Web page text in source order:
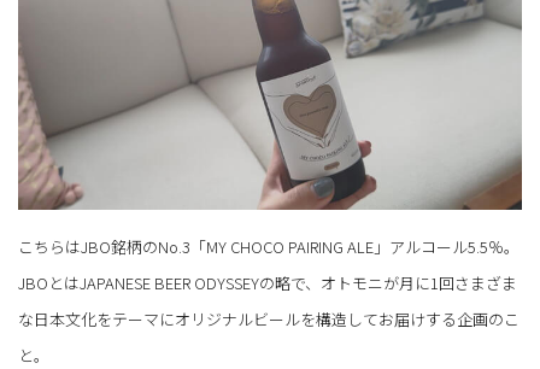
こちらはJBO銘柄のNo.3「MY CHOCO PAIRING ALE」アルコール5.5％。
JBOとはJAPANESE BEER ODYSSEYの略で、オトモニが月に1回さまざま
な日本文化をテーマにオリジナルビールを構造してお届けする企画のこ
と。